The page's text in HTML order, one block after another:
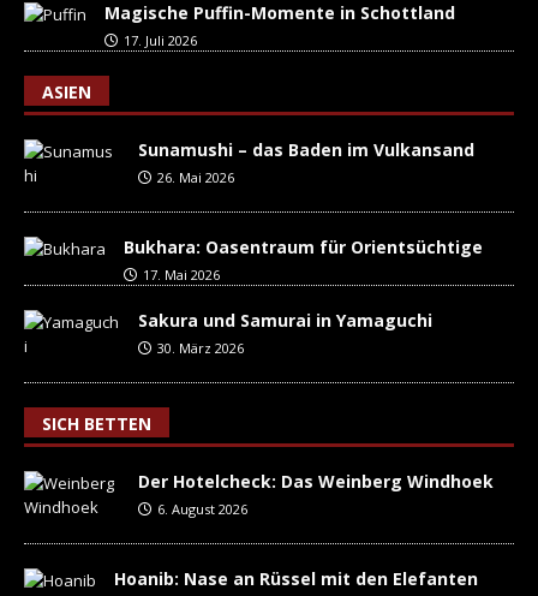
Magische Puffin-Momente in Schottland
17. Juli 2026
ASIEN
Sunamushi – das Baden im Vulkansand
26. Mai 2026
Bukhara: Oasentraum für Orientsüchtige
17. Mai 2026
Sakura und Samurai in Yamaguchi
30. März 2026
SICH BETTEN
Der Hotelcheck: Das Weinberg Windhoek
6. August 2026
Hoanib: Nase an Rüssel mit den Elefanten